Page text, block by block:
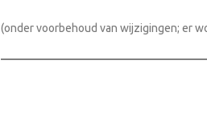
(onder voorbehoud van wijzigingen; er